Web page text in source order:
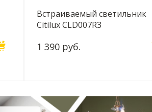
Встраиваемый светильник
Citilux CLD007R3
1 390 руб.